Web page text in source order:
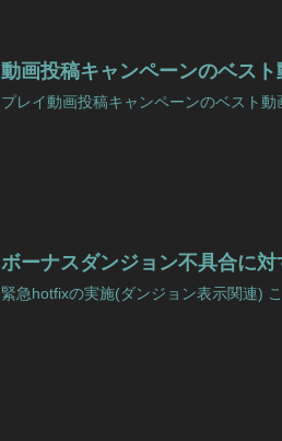
動画投稿キャンペーンのベス
プレイ動画投稿キャンペーンのベスト動
ボーナスダンジョン不具合に
緊急hotfixの実施(ダンジョン表示関連) こ